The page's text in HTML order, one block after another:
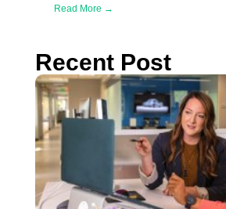
Read More →
Recent Post